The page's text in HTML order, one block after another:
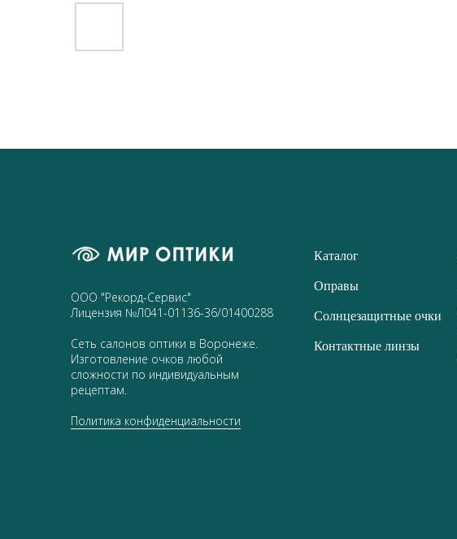
ООО "Рекорд-Сервис"
Лицензия №Л041-01136-36/01400288
Сеть салонов оптики в Воронеже.
Изготовление очков любой
сложности по индивидуальным
рецептам.
Политика конфиденциальности
Каталог
Оправы
Солнцезащитные очки
Контактные линзы